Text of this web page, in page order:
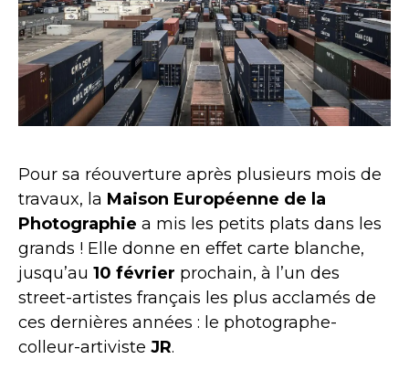
Pour sa réouverture après plusieurs mois de
travaux, la Maison Européenne de la
Photographie a mis les petits plats dans les
grands ! Elle donne en effet carte blanche,
jusqu’au 10 février prochain, à l’un des
street-artistes français les plus acclamés de
ces dernières années : le photographe-
colleur-artiviste JR.